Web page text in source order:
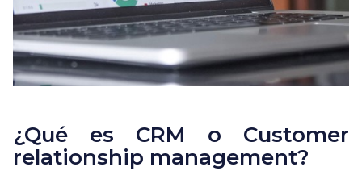
¿Qué es CRM o Customer
relationship management?